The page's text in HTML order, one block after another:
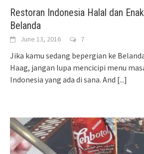
Restoran Indonesia Halal dan
Belanda
June 13, 2016 7
Jika kamu sedang bepergian ke
Haag, jangan lupa mencicipi menu
Indonesia yang ada di sana. And [...]